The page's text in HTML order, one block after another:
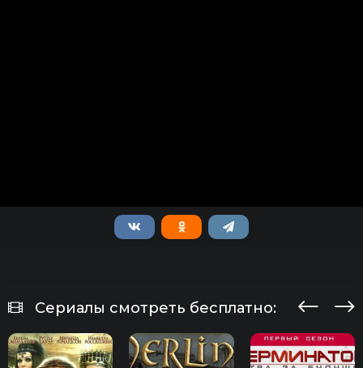
Сериалы смотреть бесплатно: